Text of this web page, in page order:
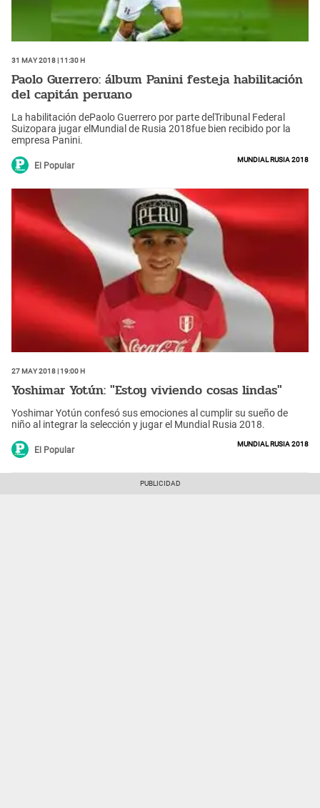
31 May 2018 | 11:30 h
Paolo Guerrero: álbum Panini festeja habilitación
del capitán peruano
La habilitación dePaolo Guerrero por parte delTribunal Federal
Suizopara jugar elMundial de Rusia 2018fue bien recibido por la
empresa Panini.
El Popular
Mundial Rusia 2018
27 May 2018 | 19:00 h
Yoshimar Yotún: "Estoy viviendo cosas lindas"
Yoshimar Yotún confesó sus emociones al cumplir su sueño de
niño al integrar la selección y jugar el Mundial Rusia 2018.
El Popular
Mundial Rusia 2018